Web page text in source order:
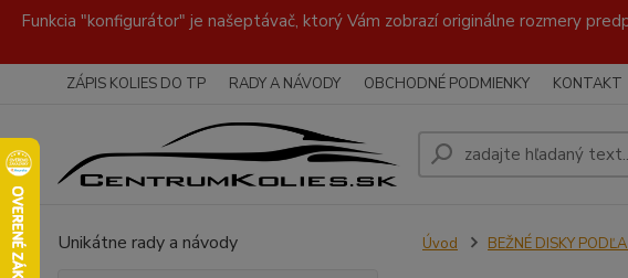
Funkcia "konfigurátor" je našeptávač, ktorý Vám zobrazí originálne rozmery
ZÁPIS KOLIES DO TP RADY A NÁVODY OBCHODNÉ PODMIENKY KONTAKT
Unikátne rady a návody Úvod BEŽNÉ DISKY